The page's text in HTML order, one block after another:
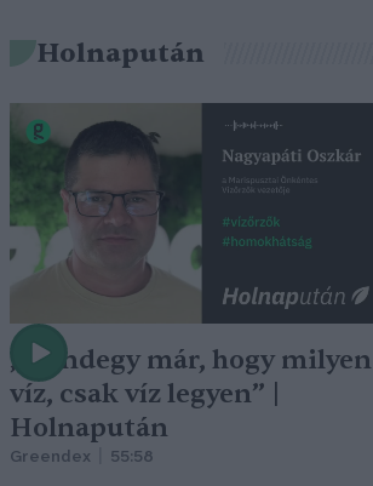
Holnapután
„Mindegy már, hogy milyen
víz, csak víz legyen” |
Holnapután
Greendex 55:58